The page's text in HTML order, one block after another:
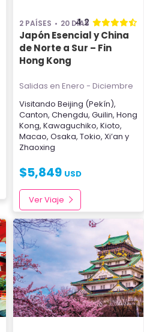
2 PAÍSES 20 DÍAS
4.2
Japón Esencial y China
de Norte a Sur – Fin
Hong Kong
Salidas en Enero - Diciembre
Visitando Beijing (Pekín),
Canton, Chengdu, Guilin, Hong
Kong, Kawaguchiko, Kioto,
Macao, Osaka, Tokio, Xi’an y
Zhaoxing
$5,849 USD
Ver Viaje